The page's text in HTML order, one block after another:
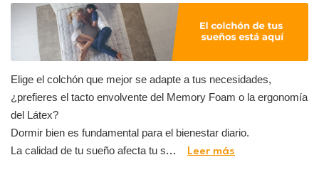
Elige el colchón que mejor se adapte a tus necesidades,
¿prefieres el tacto envolvente del Memory Foam o la ergonomía
del Látex?
Dormir bien es fundamental para el bienestar diario.
La calidad de tu sueño afecta tu s... Leer más